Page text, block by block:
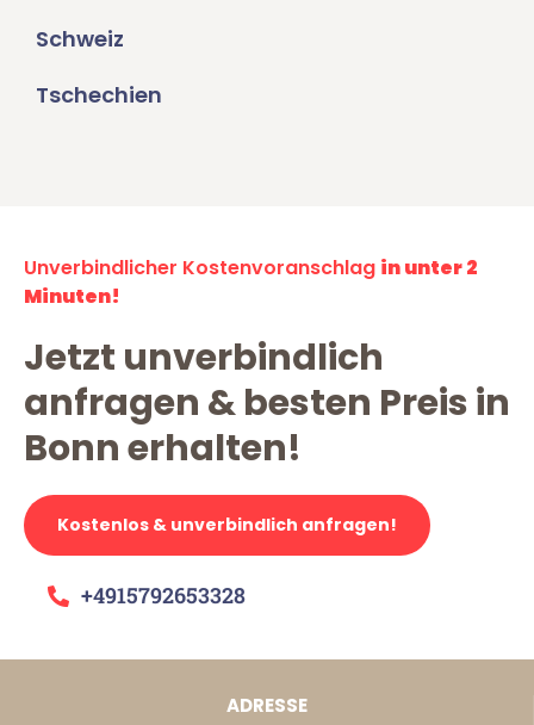
Schweiz
Tschechien
Unverbindlicher Kostenvoranschlag in unter 2
Minuten!
Jetzt unverbindlich
anfragen & besten Preis in
Bonn erhalten!
Kostenlos & unverbindlich anfragen!
+4915792653328
ADRESSE